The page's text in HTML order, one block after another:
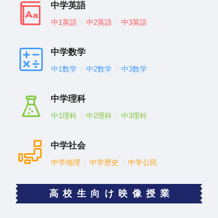
中学英語
中1英語 中2英語 中3英語
中学数学
中1数学 中2数学 中3数学
中学理科
中1理科 中2理科 中3理科
中学社会
中学地理 中学歴史 中学公民
高校生向け映像授業